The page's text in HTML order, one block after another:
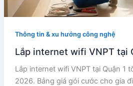
Thông tin & xu hướng công nghệ
Lắp internet wifi VNPT tại
Lắp internet wifi VNPT tại Quận 1
2026. Bảng giá gói cước cho gia